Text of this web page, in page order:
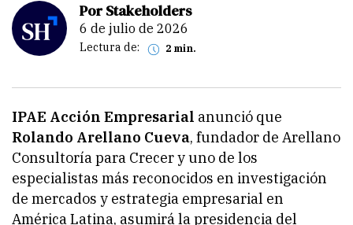
Por Stakeholders
6 de julio de 2026
Lectura de: 2 min.
IPAE Acción Empresarial anunció que
Rolando Arellano Cueva, fundador de Arellano
Consultoría para Crecer y uno de los
especialistas más reconocidos en investigación
de mercados y estrategia empresarial en
América Latina, asumirá la presidencia del